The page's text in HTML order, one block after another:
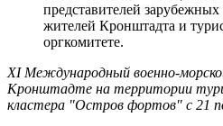
представителей
жителей Кронштадта и
оргкомитете.
XI Международный военно-
Кронштадте на территории
кластера "Остров фортов" с 21